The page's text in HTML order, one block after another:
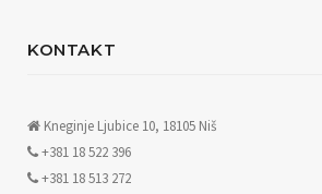
KONTAKT
Kneginje Ljubice 10, 18105 Niš
+381 18 522 396
+381 18 513 272